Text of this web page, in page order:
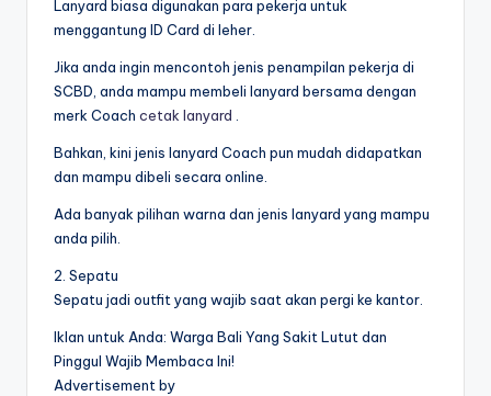
Lanyard biasa digunakan para pekerja untuk
menggantung ID Card di leher.
Jika anda ingin mencontoh jenis penampilan pekerja di
SCBD, anda mampu membeli lanyard bersama dengan
merk Coach cetak lanyard
Bahkan, kini jenis lanyard Coach pun mudah didapatkan
dan mampu dibeli secara online.
Ada banyak pilihan warna dan jenis lanyard yang mampu
anda pilih.
2. Sepatu
Sepatu jadi outfit yang wajib saat akan pergi ke kantor.
Iklan untuk Anda: Warga Bali Yang Sakit Lutut dan
Pinggul Wajib Membaca Ini!
Advertisement by